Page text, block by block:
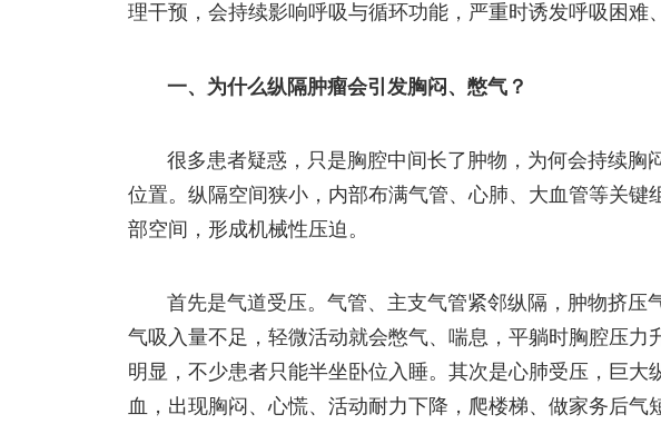
理干预，会持续影响呼吸与循环功能，严重时诱发呼吸困难
一、为什么纵隔肿瘤会引发胸闷、憋气？
很多患者疑惑，只是胸腔中间长了肿物，为何会持续胸
位置。纵隔空间狭小，内部布满气管、心肺、大血管等关键
部空间，形成机械性压迫。
首先是气道受压。气管、主支气管紧邻纵隔，肿物挤压
气吸入量不足，轻微活动就会憋气、喘息，平躺时胸腔压力
明显，不少患者只能半坐卧位入睡。其次是心肺受压，巨大
血，出现胸闷、心慌、活动耐力下降，爬楼梯、做家务后气